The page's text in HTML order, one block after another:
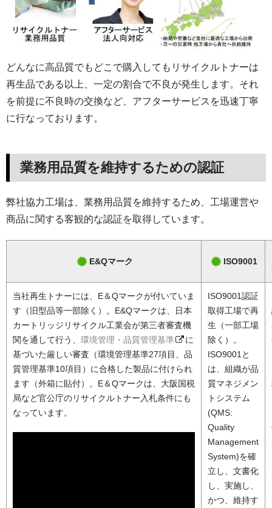
どんなに高品質でもどこで購入してもリサイクルトナーは
再生品である以上、一定の割合で不良が発生します。それ
を前提に不良時の交換など、アフターサービスを迅速丁寧
に行なっております。
業務用品質を維持するための認証
弊社協力工場は、業務用品質を維持するため、工場運営や
商品に関する客観的な認証を取得しています。
E&Qマーク ISO9001
当社再生トナーには、E＆Qマークが付いていま
す（旧型品等一部除く）。E&Qマークは、日本
カートリッジリサイクル工業会が第三者審査機
関を通して行う、 環境管理・品質管理基準
に
基づいた厳しい審査（環境管理基準27項目、品
質管理基準10項目）に合格した製品に付けられ
ます（外箱に貼付）。E＆Qマークは、大阪国税
局など官公庁のリサイクルトナー入札条件にも
なっています。
ISO9001認証
取得工場で再
生（一部工場
除く）。
ISO9001と
は、組織が品
質マネジメン
トシステム
(QMS:
Quality
Management
System)を確
立し、文書化
し、実施し、
かつ、維持す